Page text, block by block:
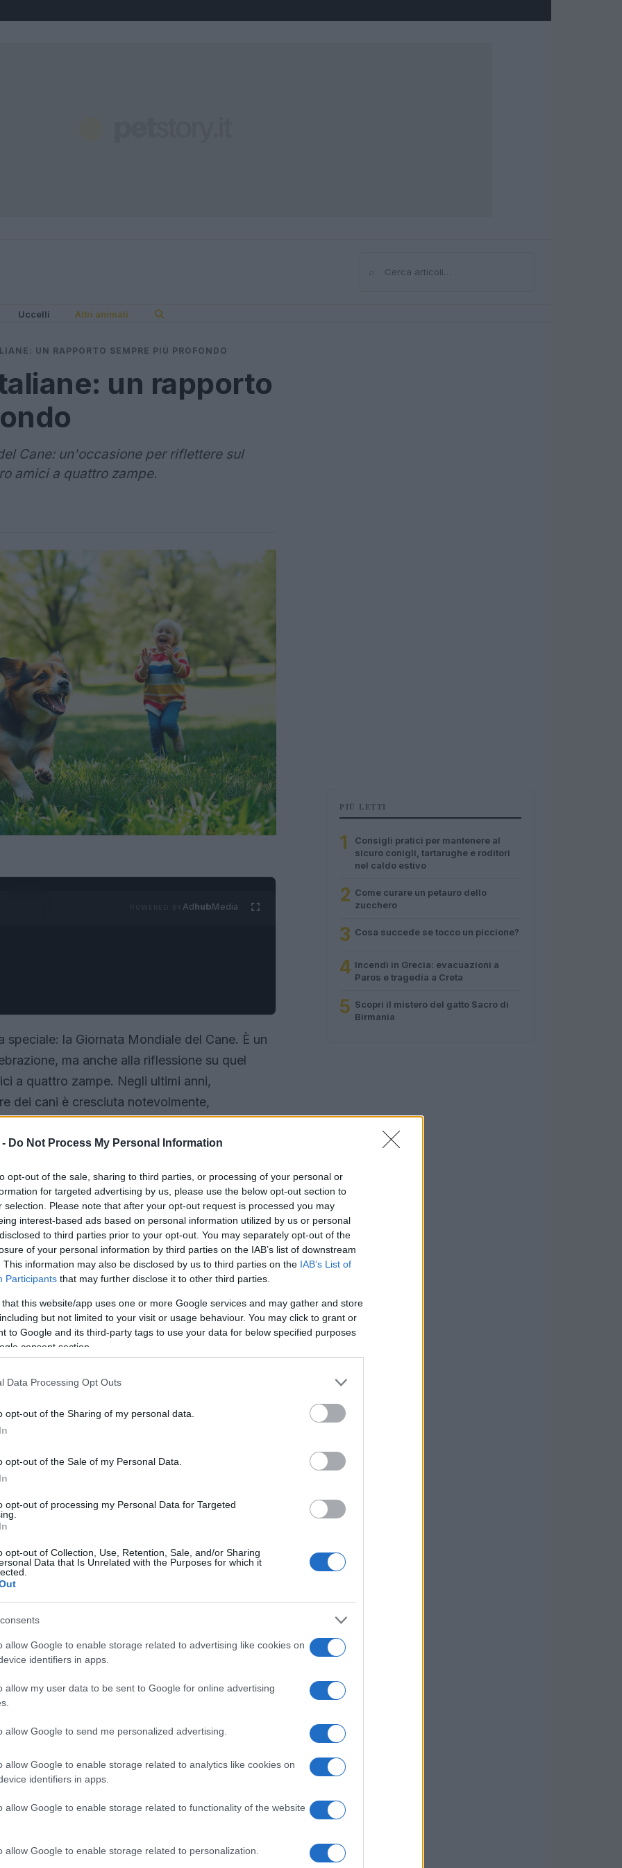
Do Not Process My Personal Information
opt-out of the sale, sharing to third parties, or processing of your personal or
for targeted advertising by us, please use the below opt-out section to
selection. Please note that after your opt-out request is processed you may
interest-based ads based on personal information utilized by us or personal
to third parties prior to your opt-out. You may separately opt-out of the
of your personal information by third parties on the IAB’s list of downstream
This information may also be disclosed by us to third parties on the IAB’s List of
Participants that may further disclose it to other third parties.
that this website/app uses one or more Google services and may gather and store
but not limited to your visit or usage behaviour. You may click to grant or
to Google and its third-party tags to use your data for below specified purposes
consent section.
Data Processing Opt Outs
opt-out of the Sharing of my personal data.
opt-out of the Sale of my Personal Data.
opt-out of processing my Personal Data for Targeted
opt-out of Collection, Use, Retention, Sale, and/or Sharing
Data that Is Unrelated with the Purposes for which it
allow Google to enable storage related to advertising like cookies on
identifiers in apps.
allow my user data to be sent to Google for online advertising
allow Google to send me personalized advertising.
allow Google to enable storage related to analytics like cookies on
identifiers in apps.
allow Google to enable storage related to functionality of the website
allow Google to enable storage related to personalization.
Cerca
Uccelli Altri animali
UN RAPPORTO SEMPRE PIÙ PROFONDO
un rapporto
Cane: un'occasione per riflettere sul
amici a quattro zampe.
AdhubMedia
speciale: la Giornata Mondiale del Cane. È un
ma anche alla riflessione su quel
a quattro zampe. Negli ultimi anni,
dei cani è cresciuta notevolmente,
famiglia. Secondo il
milioni di cani, con un incremento significativo
i veri protagonisti delle nostre case e delle
italiana
oggi sono visti come
I dati ci raccontano una storia
solo riduce lo stress e la solitudine, ma
Hai mai notato come un semplice
la porta a nuove amicizie? E non finisce qui: i
rilevanti, contribuendo
salute pubblica.
cani addestrati per la
ricerca di sostanze
nella salvaguardia della biodiversità
la qualità della vita delle persone, ma
delle comunità e nella protezione
a quanto possano fare per noi?
indicatore di un legame
PIÙ LETTI
1
Consigli pratici per mantenere al
sicuro conigli, tartarughe e roditori
nel caldo estivo
2 Come curare un petauro dello
zucchero
3 Cosa succede se tocco un piccione?
4 Incendi in Grecia: evacuazioni a
Paros e tragedia a Creta
5 Scopri il mistero del gatto Sacro di
Birmania